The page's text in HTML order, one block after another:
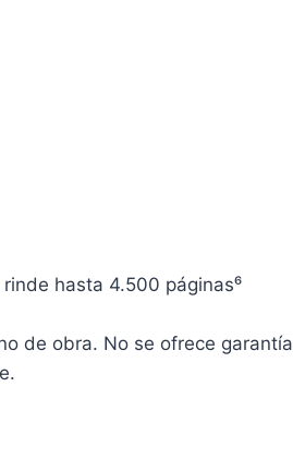
hasta 4.500 páginas⁶
de obra. No se ofrece